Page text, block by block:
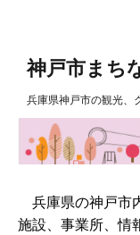
神戸市まち
兵庫県神戸市の観光、
兵庫県の神戸市
施設、事業所、情